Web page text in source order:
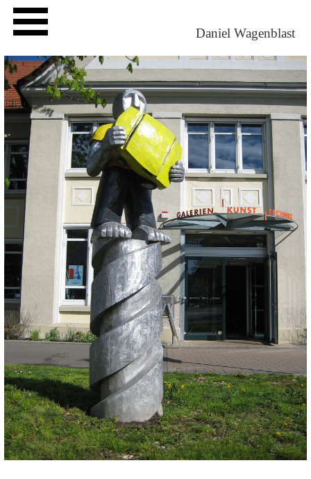
Daniel Wagenblast